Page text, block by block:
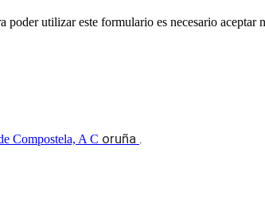
utilizar este formulario es necesario aceptar
Compostela, A C oruña .